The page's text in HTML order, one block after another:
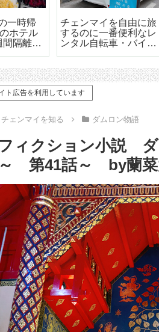
滞在の
しはこ
ア選び
TM-30とは何か、初回
け出の方法などの詳細
な解説
ト広告を利用しています
チェンマイを知る ダムロン物語
ィクション小説
第41話～ by蘭菜